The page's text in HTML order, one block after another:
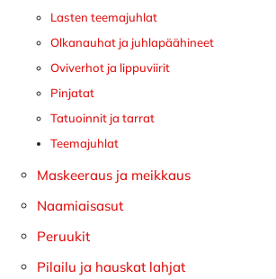
Lasten teemajuhlat
Olkanauhat ja juhlapäähineet
Oviverhot ja lippuviirit
Pinjatat
Tatuoinnit ja tarrat
Teemajuhlat
Maskeeraus ja meikkaus
Naamiaisasut
Peruukit
Pilailu ja hauskat lahjat